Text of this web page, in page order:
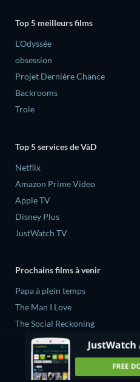
Top 5 meilleurs films
L'Odyssée
obsession
Projet Dernière Chance
Backrooms
Troie
Top 5 services de VàD
Netflix
Amazon Prime Video
Apple TV
Disney Plus
JustWatch TV
Prochains films à venir
‎Papa à plein temps
The Man I Love
The Social Reckoning
La Conscience politique
Vacarme